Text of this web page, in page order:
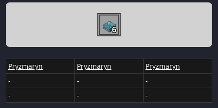
6
Pryzmaryn Pryzmaryn
Pryzmaryn
-
-
-
-
- -